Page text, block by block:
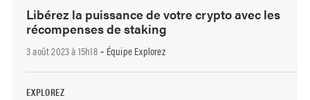
Libérez la puissance de votre crypto avec les
récompenses de staking
3 août 2023 à 15h18- Équipe Explorez
EXPLOREZ